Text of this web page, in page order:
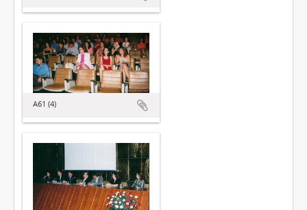
A61 (4)